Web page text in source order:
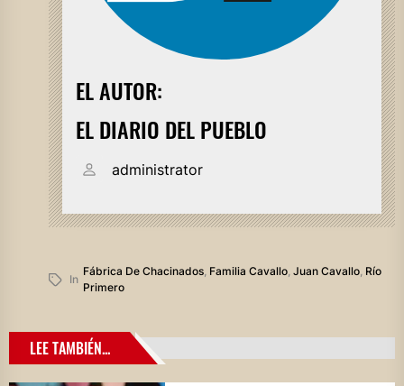
EL AUTOR:
EL DIARIO DEL PUEBLO
administrator
In
Fábrica De Chacinados, Familia Cavallo, Juan Cavallo, Río
Primero
LEE TAMBIÉN...